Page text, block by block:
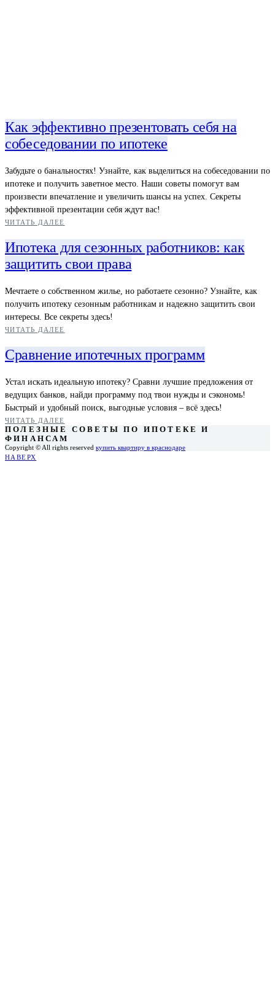
Как эффективно презентовать себя на
собеседовании по ипотеке
Забудьте о банальностях! Узнайте, как выделиться на собеседовании по
ипотеке и получить заветное место. Наши советы помогут вам
произвести впечатление и увеличить шансы на успех. Секреты
эффективной презентации себя ждут вас!
ЧИТАТЬ ДАЛЕЕ
Ипотека для сезонных работников: как
защитить свои права
Мечтаете о собственном жилье, но работаете сезонно? Узнайте, как
получить ипотеку сезонным работникам и надежно защитить свои
интересы. Все секреты здесь!
ЧИТАТЬ ДАЛЕЕ
Сравнение ипотечных программ
Устал искать идеальную ипотеку? Сравни лучшие предложения от
ведущих банков, найди программу под твои нужды и сэкономь!
Быстрый и удобный поиск, выгодные условия – всё здесь!
ЧИТАТЬ ДАЛЕЕ
ПОЛЕЗНЫЕ СОВЕТЫ ПО ИПОТЕКЕ И
ФИНАНСАМ
Copyright © All rights reserved купить квартиру в краснодаре
НАВЕРХ